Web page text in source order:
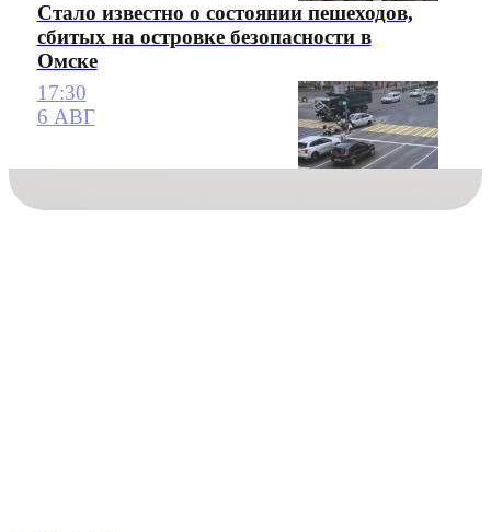
Стало известно о состоянии пешеходов,
сбитых на островке безопасности в
Омске
17:30
6 АВГ